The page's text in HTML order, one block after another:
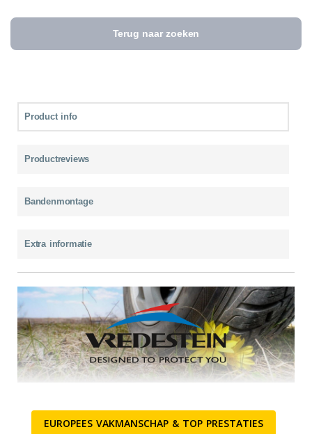
Terug naar zoeken
Product info
Productreviews
Bandenmontage
Extra informatie
EUROPEES VAKMANSCHAP & TOP PRESTATIES